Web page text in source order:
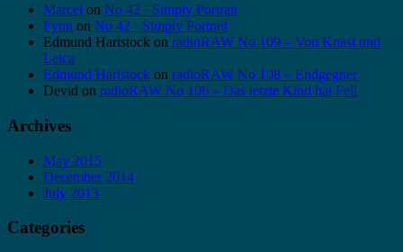
Marcel on No 42 · Simply Portrait
Fynn on No 42 · Simply Portrait
Edmund Hartstock on radioRAW No 109 – Von Knast und
Leica
Edmund Hartstock on radioRAW No 108 – Endgegner
Devid on radioRAW No 106 – Das letzte Kind hat Fell
Archives
May 2015
December 2014
July 2013
Categories